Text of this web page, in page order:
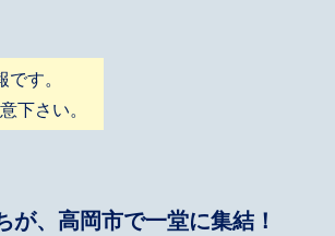
す。
下さい。
、高岡市で一堂に集結！